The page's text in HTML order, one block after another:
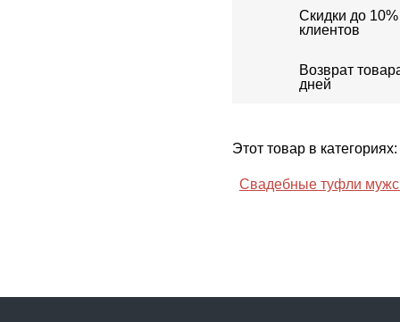
Скидки до
клиентов
Возврат
дней
Этот товар в категориях:
Свадебные туфли